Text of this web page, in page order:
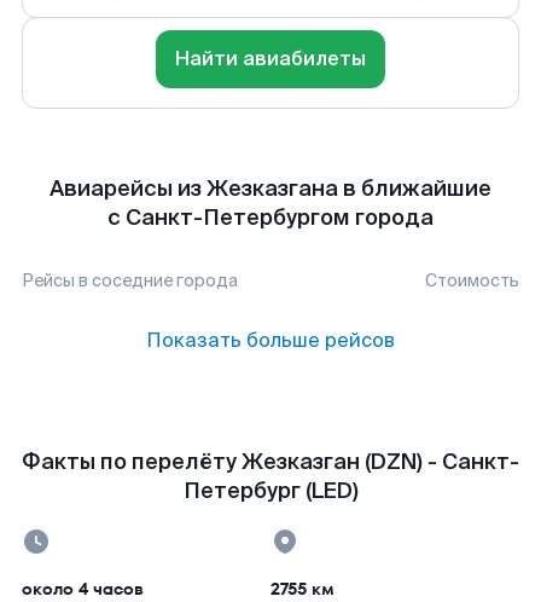
Найти авиабилеты
Авиарейсы из Жезказгана в ближайшие
с Санкт-Петербургом города
Рейсы в соседние города Стоимость
Показать больше рейсов
Факты по перелёту Жезказган (DZN) - Санкт-
Петербург (LED)
около 4 часов 2755 км